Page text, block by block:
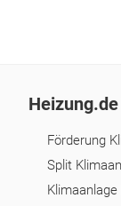
Förderung
Split